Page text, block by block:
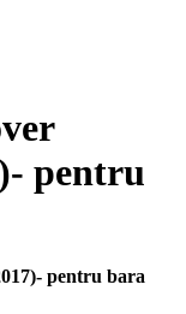
pentru
pentru bara